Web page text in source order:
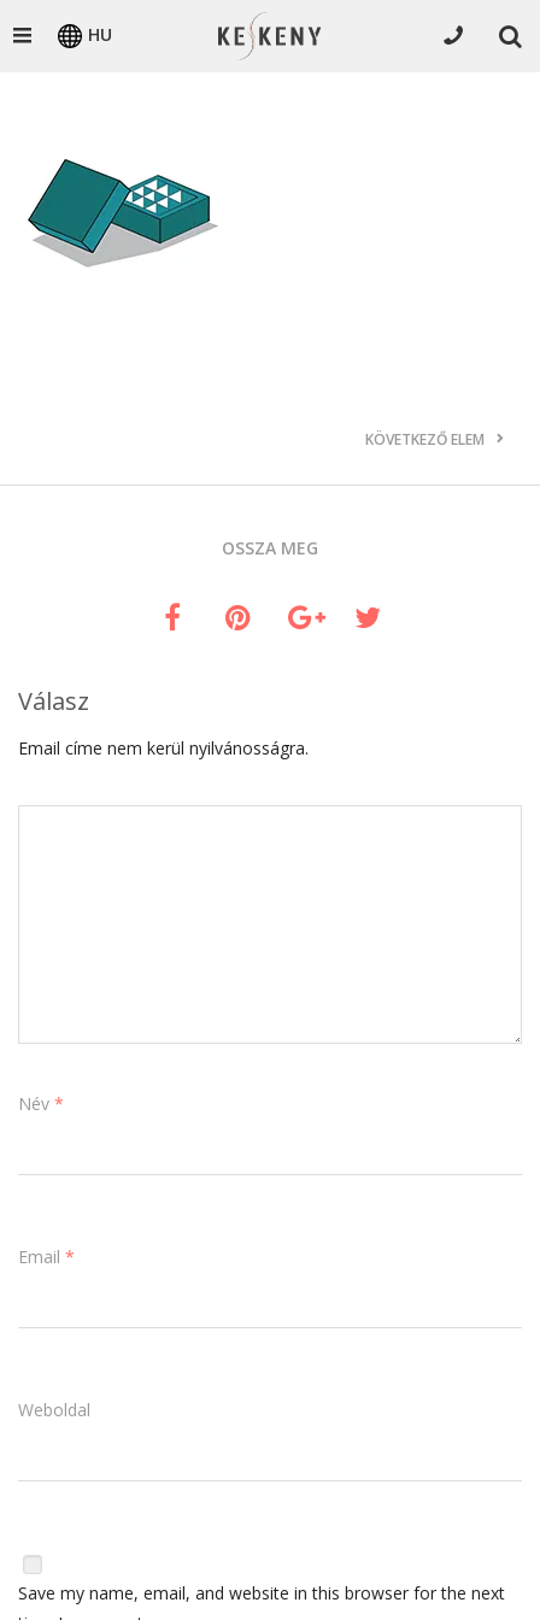
HU
KÖVETKEZŐ ELEM
OSSZA MEG
Válasz
Email címe nem kerül nyilvánosságra.
Név *
Email *
Weboldal
Save my name, email, and website in this browser for the next